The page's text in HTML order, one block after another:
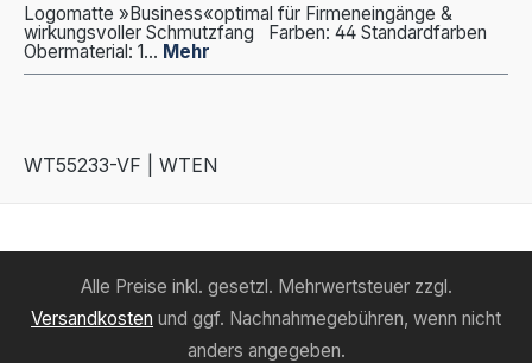
Logomatte »Business«optimal für Firmeneingänge &
wirkungsvoller Schmutzfang Farben: 44 Standardfarben
Obermaterial: 1… Mehr
WT55233-VF | WTEN
Alle Preise inkl. gesetzl. Mehrwertsteuer zzgl.
Versandkosten und ggf. Nachnahmegebühren, wenn nicht
anders angegeben.